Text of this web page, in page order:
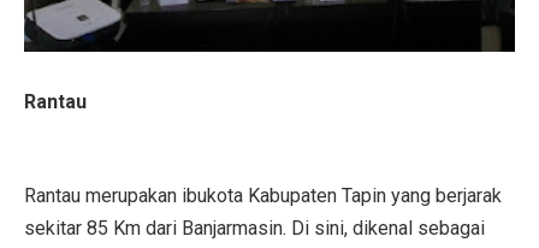
Rantau
Rantau merupakan ibukota Kabupaten Tapin yang berjarak
sekitar 85 Km dari Banjarmasin. Di sini, dikenal sebagai